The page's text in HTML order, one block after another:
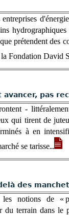
prétendent des
Fondation David
pas
-
qui tirent de
à en
se tarisse...
des
notions de «
du terrain dans le